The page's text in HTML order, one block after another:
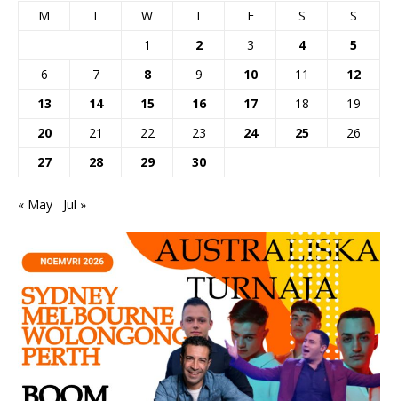
M T W T F S
S
1
2 3 4
5
6
7 8 9 10 11
12
13
14 15 16 17 18
19
20
21 22 23 24 25
26
27
28 29 30
« May Jul »